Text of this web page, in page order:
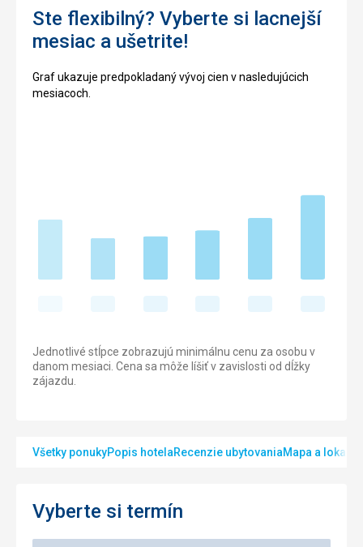
Ste flexibilný? Vyberte si lacnejší
mesiac a ušetrite!
Graf ukazuje predpokladaný vývoj cien v nasledujúcich
mesiacoch.
Jednotlivé stĺpce zobrazujú minimálnu cenu za osobu v
danom mesiaci. Cena sa môže líšiť v zavislosti od dĺžky
zájazdu.
Všetky ponukyPopis hotelaRecenzie ubytovaniaMapa a lokalita
Vyberte si termín